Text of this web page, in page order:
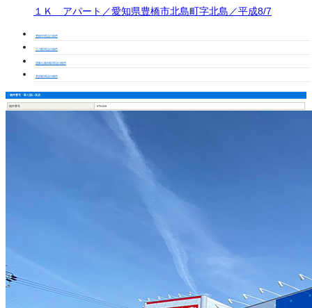
１Ｋ アパート／愛知県豊橋市北島町字北島／平成8/7
豊橋市周辺の物件
二川駅周辺の物件
運動公園前駅周辺の物件
井原駅周辺の物件
物件番号・取り扱い支店
物件番号 6751228